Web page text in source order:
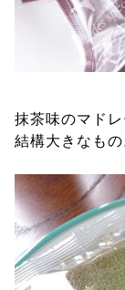
抹茶味のマドレ
結構大きなも